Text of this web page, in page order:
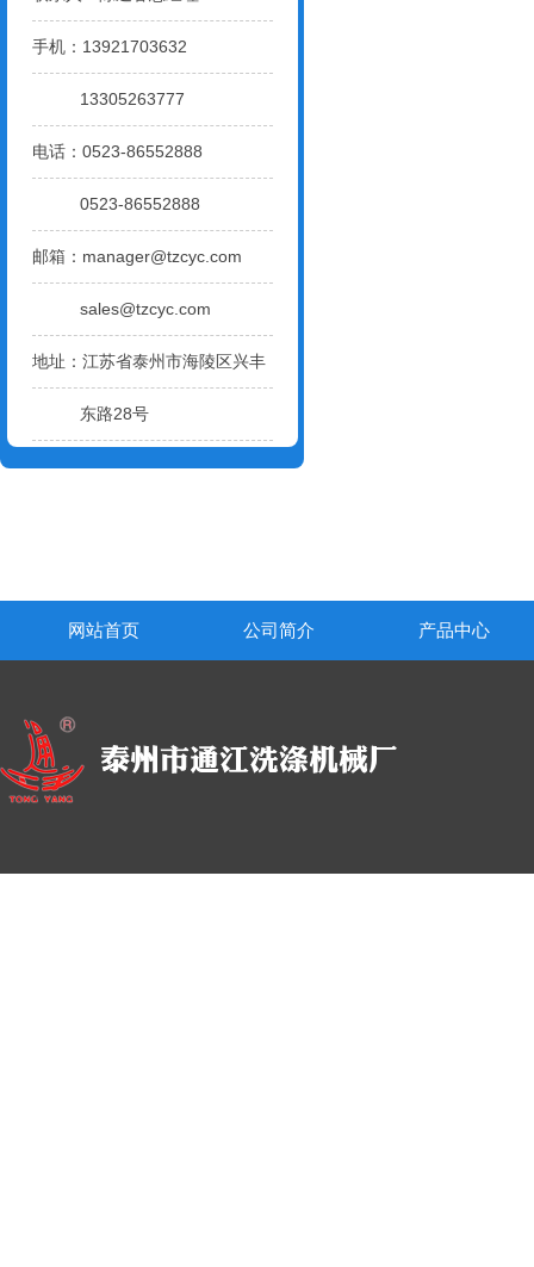
手机：13921703632
13305263777
电话：0523-86552888
0523-86552888
邮箱： manager@tzcyc.com
sales@tzcyc.com
地址：江苏省泰州市海陵区兴丰
东路28号
网站首页 公司简介 产品中心